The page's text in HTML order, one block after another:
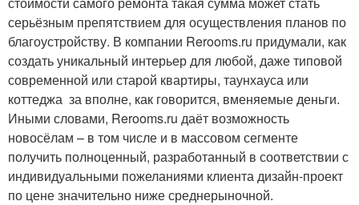
серьёзным препятствием для осуществления планов по
благоустройству. В компании Rerooms.ru придумали, как
создать уникальный интерьер для любой, даже типовой
современной или старой квартиры, таунхауса или
коттеджа за вполне, как говорится, вменяемые деньги.
Иными словами, Rerooms.ru даёт возможность
новосёлам – в том числе и в массовом сегменте
получить полноценный, разработанный в соответствии с
индивидуальными пожеланиями клиента дизайн-проект
по цене значительно ниже среднерыночной.